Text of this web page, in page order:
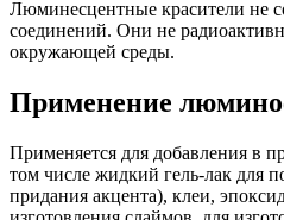
Люминесцентные красители не
соединений. Они не
окружающей среды.
Применение
Применяется для добавления в
том числе жидкий гель-лак для
придания акцента), клеи,